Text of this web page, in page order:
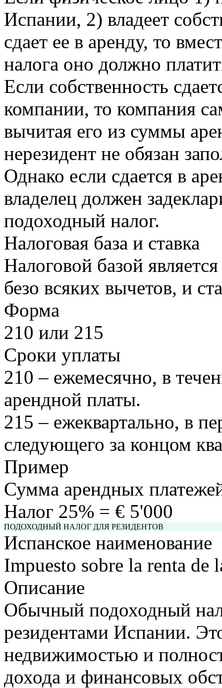
Испании, 2) владеет
сдает ее в аренду, то
налога оно должно
Если собственность
компании, то компания
вычитая его из суммы
нерезидент не обязан
Однако если сдается в
владелец должен
подоходный налог.
Налоговая база и ставка
Налоговой базой
безо всяких вычетов, и
Форма
210 или 215
Сроки уплаты
210 – ежемесячно, в
арендной платы.
215 – ежеквартально, в
следующего за концом
Пример
Сумма арендных
Налог 25% = € 5'000
ПОДОХОДНЫЙ НАЛОГ ДЛЯ РЕЗИДЕНТОВ
Испанское наименование
Impuesto sobre la renta de
Описание
Обычный подоходный
резидентами Испании.
недвижимостью и
дохода и финансовых